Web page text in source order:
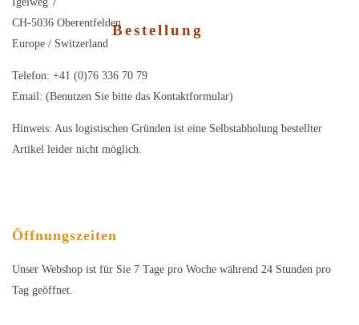
Bestellung
CH-5036 Oberentfelden
Europe / Switzerland
Telefon: +41 (0)76 336 70 79
Email: (Benutzen Sie bitte das Kontaktformular)
Hinweis: Aus logistischen Gründen ist eine Selbstabholung bestellter
Artikel leider nicht möglich.
Öffnungszeiten
Unser Webshop ist für Sie 7 Tage pro Woche während 24 Stunden pro
Tag geöffnet.